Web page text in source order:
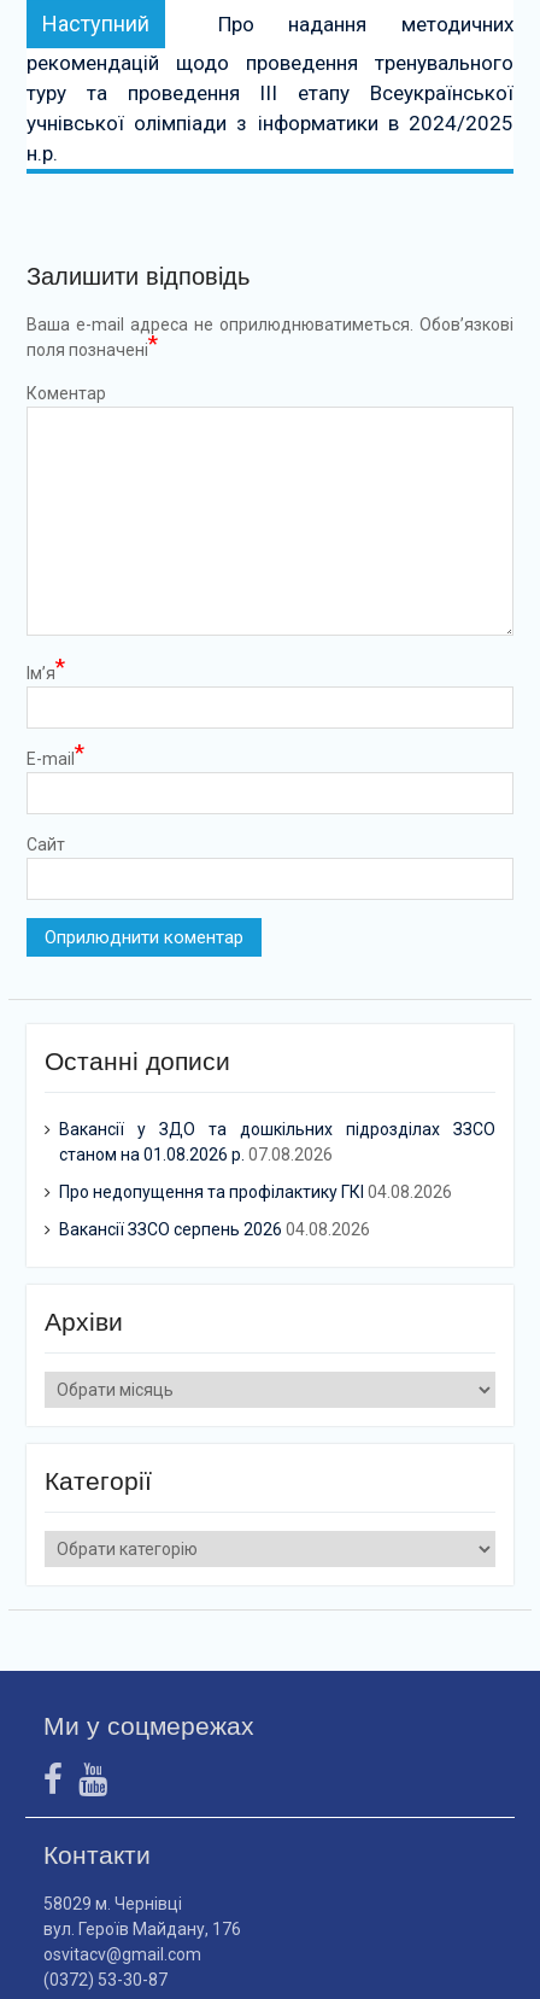
Наступний Наступний:
Про надання методичних
рекомендацій щодо проведення тренувального
туру та проведення ІІІ етапу Всеукраїнської
учнівської олімпіади з інформатики в 2024/2025
н.р.
Залишити відповідь
Ваша e-mail адреса не оприлюднюватиметься. Обов’язкові
поля позначені*
Коментар
Ім’я*
E-mail *
Сайт
Останні дописи
Вакансії у ЗДО та дошкільних підрозділах ЗЗСО
станом на 01.08.2026 р. 07.08.2026
Про недопущення та профілактику ГКІ 04.08.2026
Вакансії ЗЗСО серпень 2026 04.08.2026
Архіви
Архіви
Категорії
Категорії
Ми у соцмережах
Контакти
58029 м. Чернівці
вул. Героїв Майдану, 176
osvitacv@gmail.com
(0372) 53-30-87